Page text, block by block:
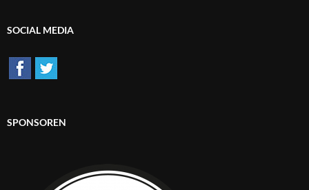
SOCIAL MEDIA
SPONSOREN